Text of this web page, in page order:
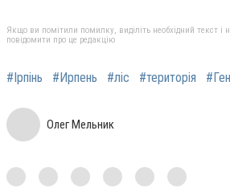
Якщо ви помітили помилку, виділіть необхідний текст і
повідомити про це редакцію
#Ірпінь #Ирпень #ліс #територія
Олег Мельник